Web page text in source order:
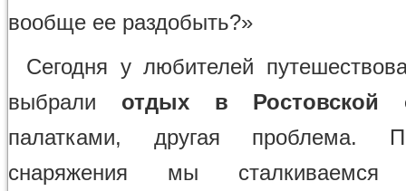
вообще ее раздобыть?»
Сегодня у любителей
выбрали отдых в Ростовской
палатками, другая проблема.
снаряжения мы